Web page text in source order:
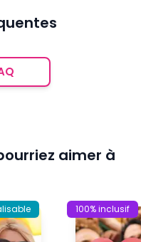
aimer à
100% inclusif